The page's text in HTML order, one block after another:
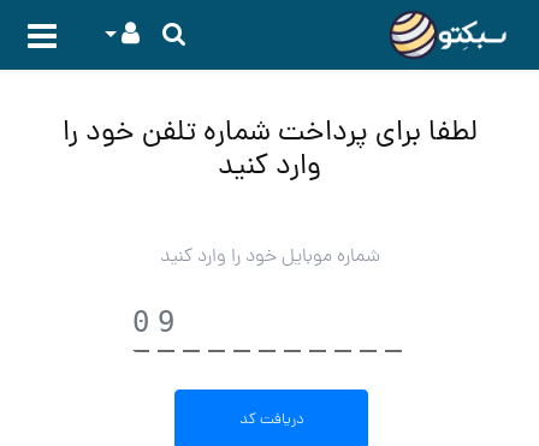
لطفا برای پرداخت شماره تلفن خود را
وارد کنید
شماره موبایل خود را وارد کنید